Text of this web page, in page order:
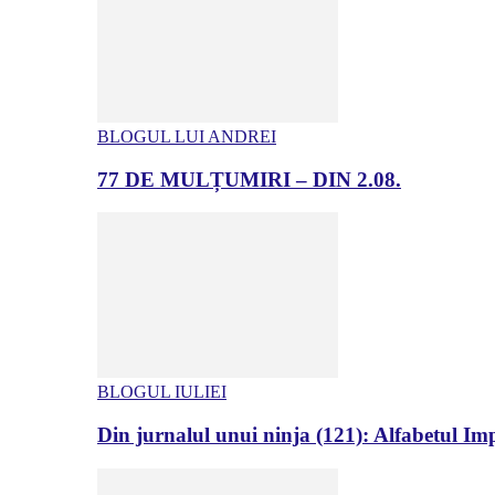
BLOGUL LUI ANDREI
77 DE MULȚUMIRI – DIN 2.08.
BLOGUL IULIEI
Din jurnalul unui ninja (121): Alfabetul